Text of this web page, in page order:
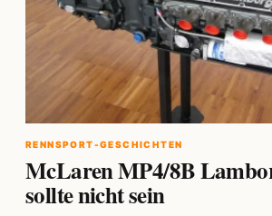
RENNSPORT-GESCHICHTEN
McLaren MP4/8B
sollte nicht sein